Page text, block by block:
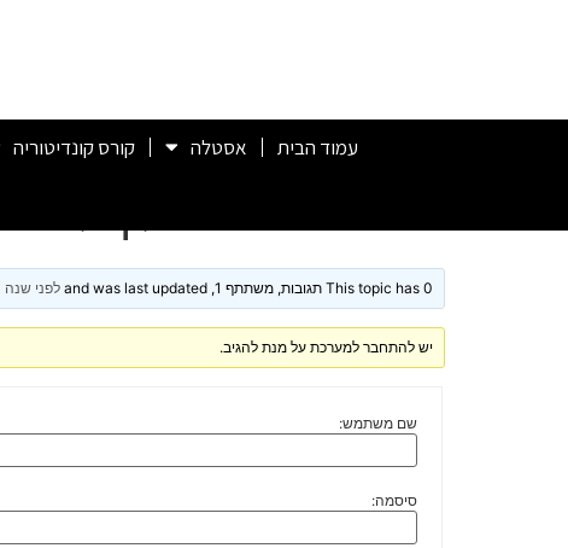
עמוד הבית אסטלה קורס קונדיטוריה
תנור ביתי מומלץ
This topic has 0 תגובות, משתתף 1, and was last updated לפני שנה 1
יש להתחבר למערכת על מנת להגיב.
שם משתמש:
סיסמה: